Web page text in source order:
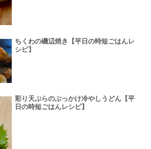
ちくわの磯辺焼き【平日の時短ごはんレ
シピ】
彩り天ぷらのぶっかけ冷やしうどん【平
日の時短ごはんレシピ】